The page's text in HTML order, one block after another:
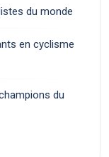
du monde
en cyclisme
du